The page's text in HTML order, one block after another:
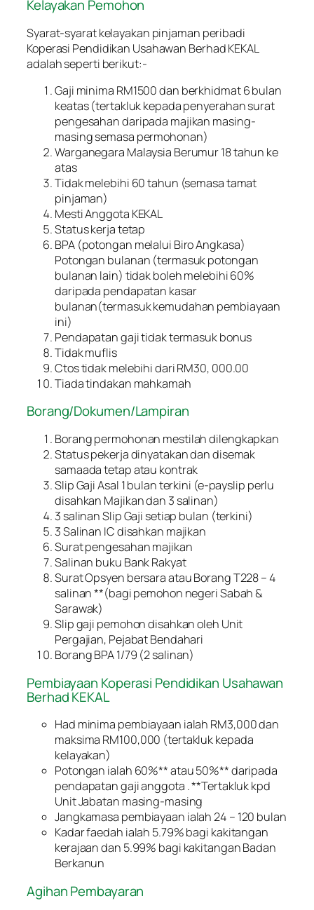
Kelayakan Pemohon
Syarat-syarat kelayakan pinjaman peribadi
Koperasi Pendidikan Usahawan Berhad KEKAL
adalah seperti berikut:-
Gaji minima RM1500 dan berkhidmat 6 bulan
keatas (tertakluk kepada penyerahan surat
pengesahan daripada majikan masing-
masing semasa permohonan)
Warganegara Malaysia Berumur 18 tahun ke
atas
Tidak melebihi 60 tahun (semasa tamat
pinjaman)
Mesti Anggota KEKAL
Status kerja tetap
BPA (potongan melalui Biro Angkasa)
Potongan bulanan (termasuk potongan
bulanan lain) tidak boleh melebihi 60%
daripada pendapatan kasar
bulanan(termasuk kemudahan pembiayaan
ini)
Pendapatan gaji tidak termasuk bonus
Tidak muflis
Ctos tidak melebihi dari RM30, 000.00
Tiada tindakan mahkamah
Borang/Dokumen/Lampiran
Borang permohonan mestilah dilengkapkan
Status pekerja dinyatakan dan disemak
samaada tetap atau kontrak
Slip Gaji Asal 1 bulan terkini (e-payslip perlu
disahkan Majikan dan 3 salinan)
3 salinan Slip Gaji setiap bulan (terkini)
3 Salinan IC disahkan majikan
Surat pengesahan majikan
Salinan buku Bank Rakyat
Surat Opsyen bersara atau Borang T228 – 4
salinan **(bagi pemohon negeri Sabah &
Sarawak)
Slip gaji pemohon disahkan oleh Unit
Pergajian, Pejabat Bendahari
Borang BPA 1/79 (2 salinan)
Pembiayaan Koperasi Pendidikan Usahawan
Berhad KEKAL
Had minima pembiayaan ialah RM3,000 dan
maksima RM100,000 (tertakluk kepada
kelayakan)
Potongan ialah 60%** atau 50%** daripada
pendapatan gaji anggota . **Tertakluk kpd
Unit Jabatan masing-masing
Jangkamasa pembiayaan ialah 24 – 120 bulan
Kadar faedah ialah 5.79% bagi kakitangan
kerajaan dan 5.99% bagi kakitangan Badan
Berkanun
Agihan Pembayaran